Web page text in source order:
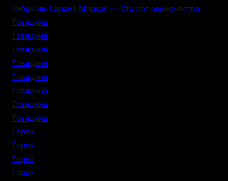
Габриэль Гарсиа Маркес — Сто лет одиночества
Говядина
Говядина
Говядина
Говядина
Говядина
Говядина
Говядина
Говядина
Горох
Горох
Горох
Горох